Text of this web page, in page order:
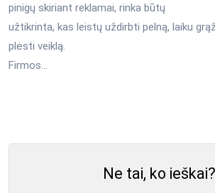
pinigų skiriant reklamai, rinka būtų
užtikrinta, kas leistų uždirbti pelną, laiku
plėsti veiklą.
Firmos...
Ne tai, ko ieškai?